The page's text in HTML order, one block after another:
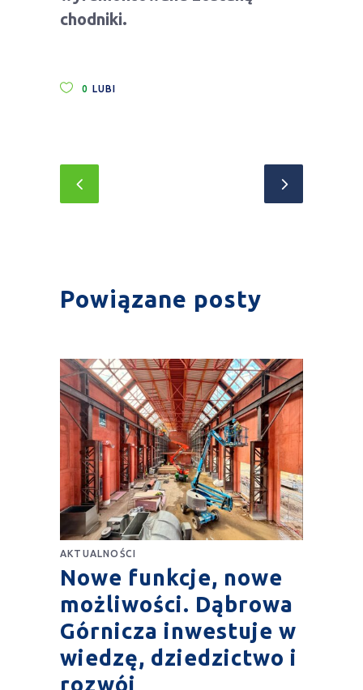
chodniki.
0 LUBI
Powiązane posty
AKTUALNOŚCI
Nowe funkcje, nowe
możliwości. Dąbrowa
Górnicza inwestuje w
wiedzę, dziedzictwo i
rozwój